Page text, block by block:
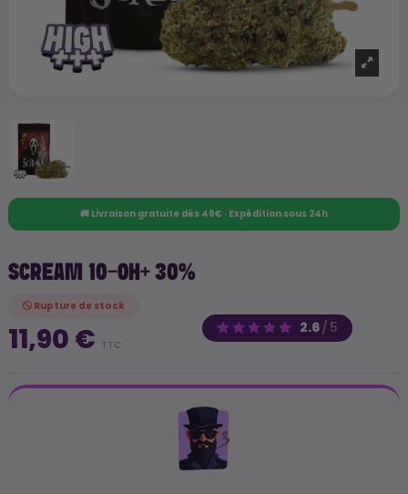
🚚 Livraison gratuite dès 49€ · Expédition sous 24h
SCREAM 10-OH+ 30%
2.6/ 5
Rupture de stock
11,90 € TTC